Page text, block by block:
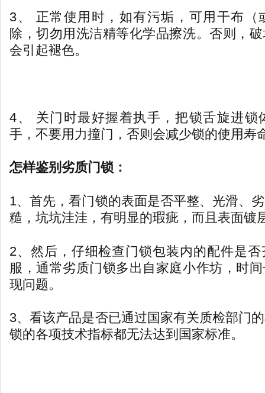
3、 正常使用时，如有污垢，可用干布（
除，切勿用洗洁精等化学品擦洗。否则，
会引起褪色。
4、 关门时最好握着执手，把锁舌旋进锁
手，不要用力撞门，否则会减少锁的使用寿
怎样鉴别劣质门锁：
1、首先，看门锁的表面是否平整、光滑、
糙，坑坑洼洼，有明显的瑕疵，而且表面镀
2、然后，仔细检查门锁包装内的配件是
服，通常劣质门锁多出自家庭小作坊，时
现问题。
3、看该产品是否已通过国家有关质检部门
锁的各项技术指标都无法达到国家标准。